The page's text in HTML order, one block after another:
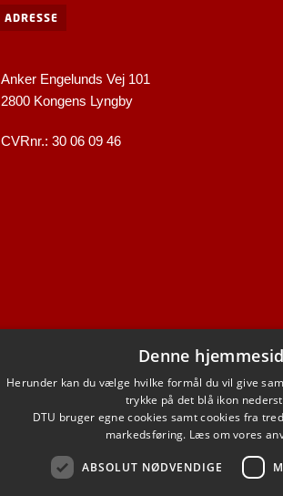
ADRESSE
Anker Engelunds Vej 101
2800 Kongens Lyngby
CVRnr.: 30 06 09 46
Denne
Herunder kan du vælge hvilke formål du vil give
trykke på det blå ikon
DTU bruger egne cookies samt cookies fra
markedsføring. Læs om vores
ABSOLUT NØDVENDIGE